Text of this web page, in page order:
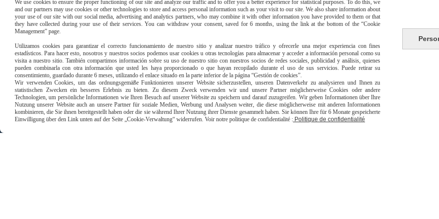
Paiement sécurisé
We use cookies to ensure the proper functioning of our site and analyze our traffic and to offer you a better experience for statistical purposes. To do this, we
and our partners may use cookies or other technologies to store and access personal information such as your visit to our site. We also share information about
your use of our site with our social media, advertising and analytics partners, who may combine it with other information you have provided to them or that
they have collected during your use of their services. You can withdraw your consent, saved for 6 months, using the link at the bottom of the “Cookie
Management” page.
Utilizamos cookies para garantizar el correcto funcionamiento de nuestro sitio y analizar nuestro tráfico y ofrecerle una mejor experiencia con fines
estadísticos. Para hacer esto, nosotros y nuestros socios podemos usar cookies u otras tecnologías para almacenar y acceder a información personal como su
visita a nuestro sitio. También compartimos información sobre su uso de nuestro sitio con nuestros socios de redes sociales, publicidad y análisis, quienes
pueden combinarla con otra información que usted les haya proporcionado o que hayan recopilado durante el uso de sus servicios. Puede retirar su
consentimiento, guardado durante 6 meses, utilizando el enlace situado en la parte inferior de la página “Gestión de cookies”.
Wir verwenden Cookies, um das ordnungsgemäße Funktionieren unserer Website sicherzustellen, unseren Datenverkehr zu analysieren und Ihnen zu
statistischen Zwecken ein besseres Erlebnis zu bieten. Zu diesem Zweck verwenden wir und unsere Partner möglicherweise Cookies oder andere
Technologien, um persönliche Informationen wie Ihren Besuch auf unserer Website zu speichern und darauf zuzugreifen. Wir geben Informationen über Ihre
Nutzung unserer Website auch an unsere Partner für soziale Medien, Werbung und Analysen weiter, die diese möglicherweise mit anderen Informationen
kombinieren, die Sie ihnen bereitgestellt haben oder die sie während Ihrer Nutzung ihrer Dienste gesammelt haben. Sie können Ihre für 6 Monate gespeicherte
Einwilligung über den Link unten auf der Seite „Cookie-Verwaltung“ widerrufen. Voir notre politique de confidentialité : Politique de confidentialité